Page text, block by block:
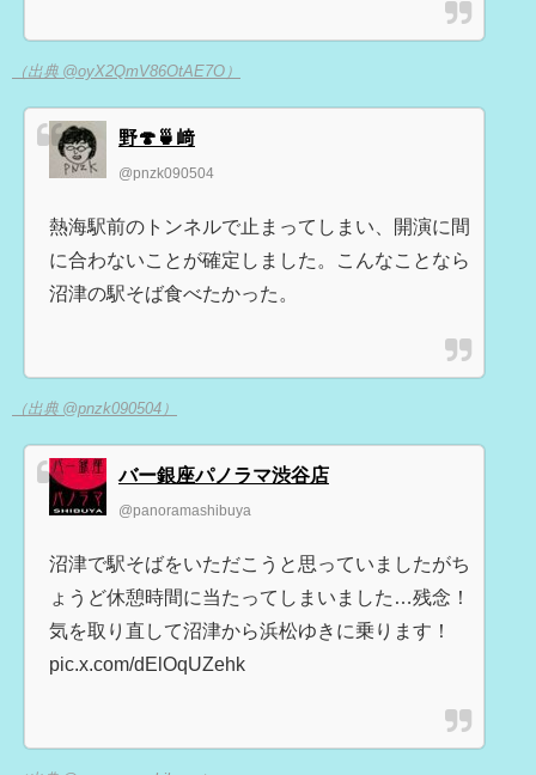
（出典 @oyX2QmV86OtAE7O）
野🍄🍵﨑
@pnzk090504
熱海駅前のトンネルで止まってしまい、開演に間
に合わないことが確定しました。こんなことなら
沼津の駅そば食べたかった。
（出典 @pnzk090504）
バー銀座パノラマ渋谷店
@panoramashibuya
沼津で駅そばをいただこうと思っていましたがち
ょうど休憩時間に当たってしまいました…残念！
気を取り直して沼津から浜松ゆきに乗ります！
pic.x.com/dElOqUZehk